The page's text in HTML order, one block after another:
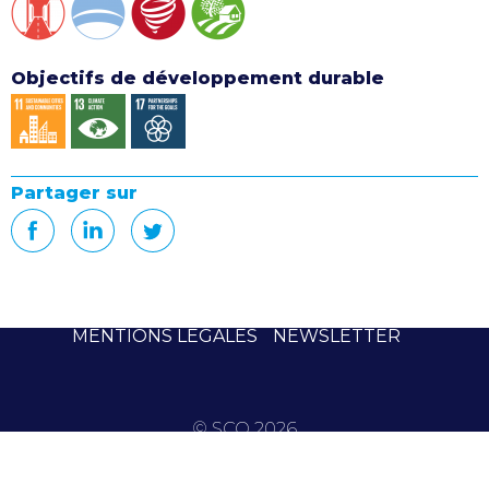
Objectifs de développement durable
Partager sur
MENTIONS LÉGALES NEWSLETTER
© SCO 2026